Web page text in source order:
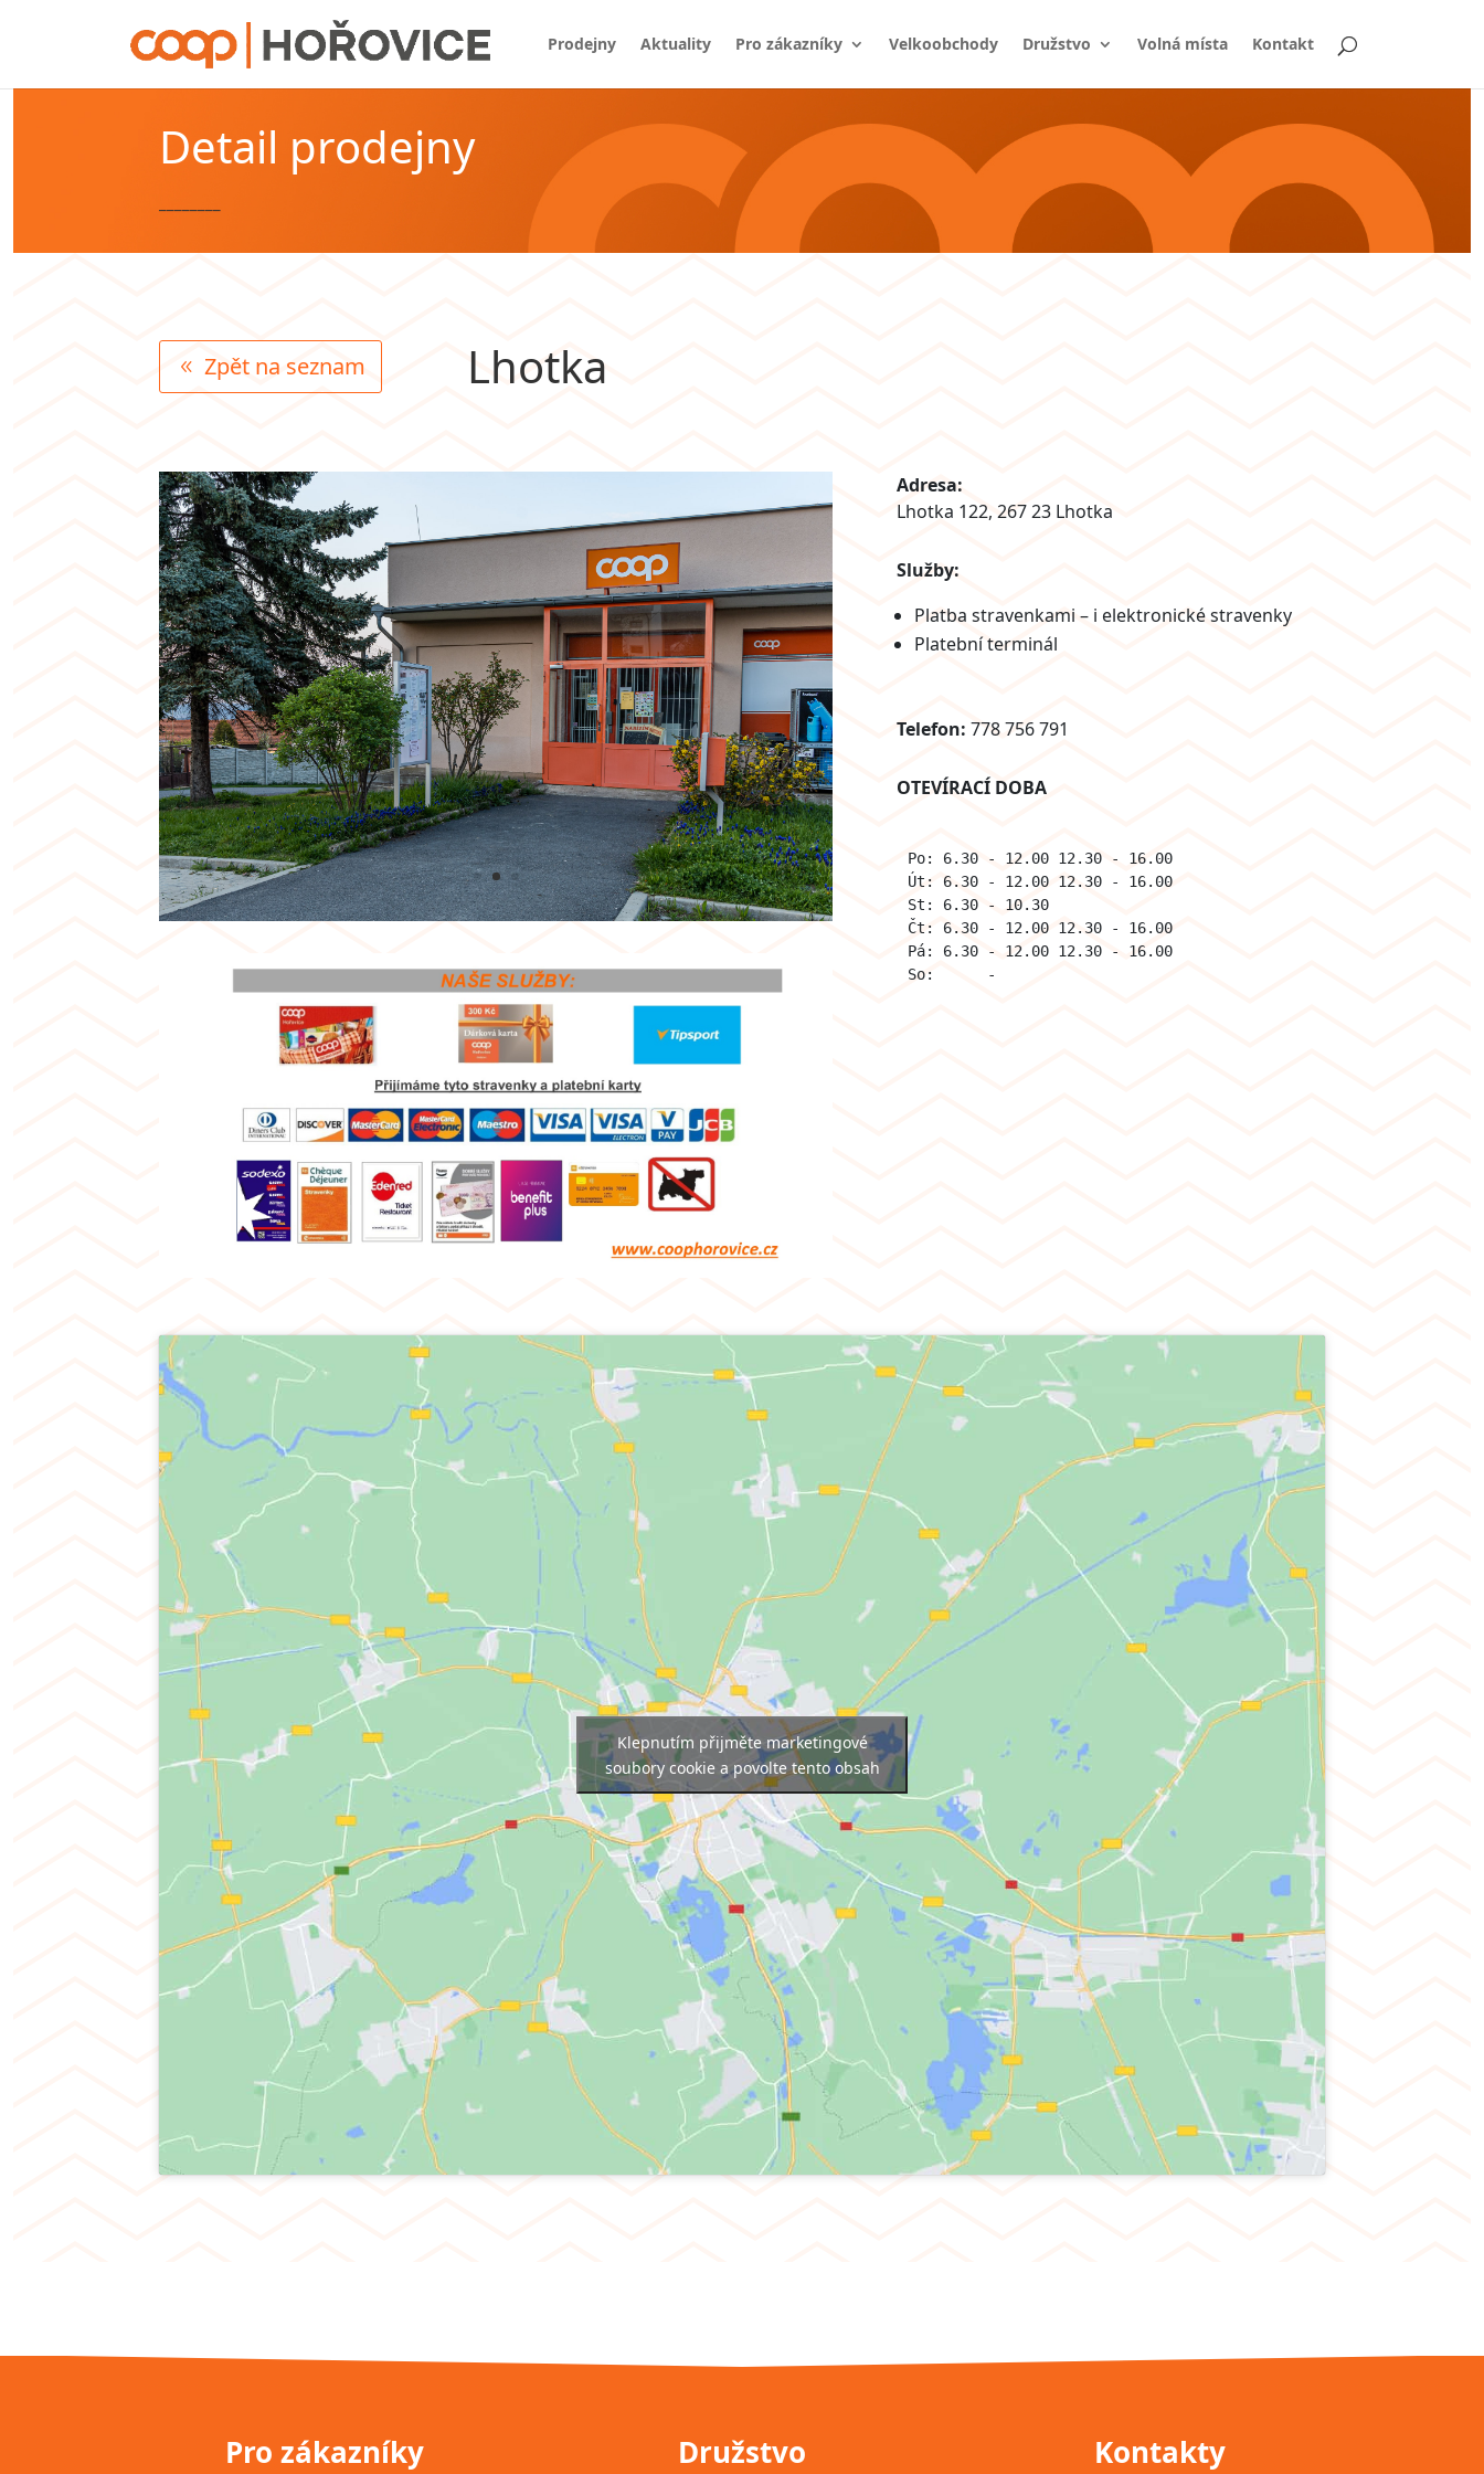
Prodejny Aktuality Pro zákazníky Velkoobchody Družstvo Volná místa Kontakt
Detail prodejny
Zpět na seznam Lhotka
Adresa:
Lhotka 122, 267 23 Lhotka
Služby:
Platba stravenkami – i elektronické stravenky
Platební terminál
Telefon:778 756 791
OTEVÍRACÍ DOBA
Po: 6.30 - 12.00 12.30 - 16.00
Út: 6.30 - 12.00 12.30 - 16.00
St: 6.30 - 10.30
Čt: 6.30 - 12.00 12.30 - 16.00
Pá: 6.30 - 12.00 12.30 - 16.00
So:      -
Klepnutím přijměte marketingové
soubory cookie a povolte tento obsah
Pro zákazníky Družstvo Kontakty